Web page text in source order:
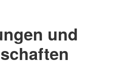
und